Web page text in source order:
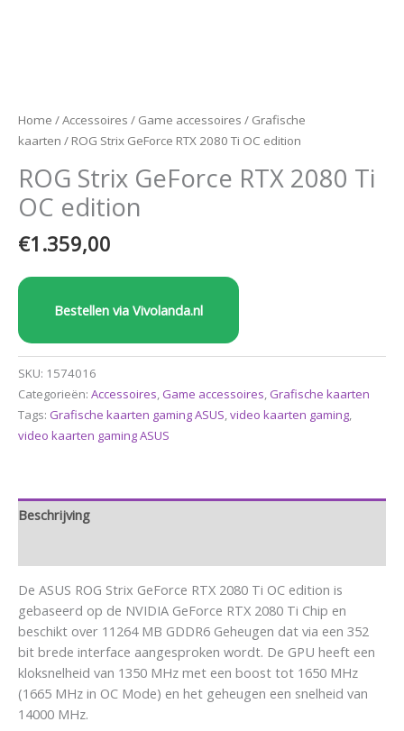
Home /Accessoires / Game accessoires / Grafische
kaarten / ROG Strix GeForce RTX 2080 Ti OC edition
ROG Strix GeForce RTX 2080 Ti
OC edition
€1.359,00
Bestellen via Vivolanda.nl
SKU: 1574016
Categorieën: Accessoires, Game accessoires, Grafische kaarten
Tags: Grafische kaarten gaming ASUS,video kaarten gaming,
video kaarten gaming ASUS
Beschrijving
De ASUS ROG Strix GeForce RTX 2080 Ti OC edition is
gebaseerd op de NVIDIA GeForce RTX 2080 Ti Chip en
beschikt over 11264 MB GDDR6 Geheugen dat via een 352
bit brede interface aangesproken wordt. De GPU heeft een
kloksnelheid van 1350 MHz met een boost tot 1650 MHz
(1665 MHz in OC Mode) en het geheugen een snelheid van
14000 MHz.